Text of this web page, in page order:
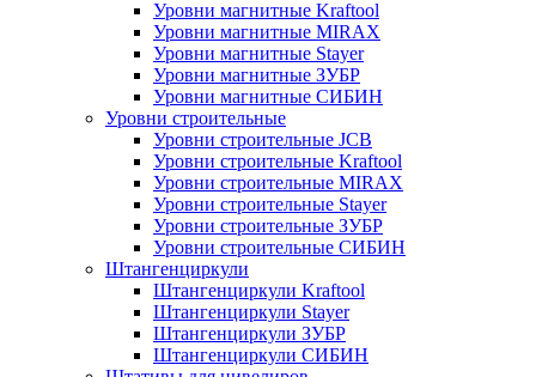
Уровни магнитные Kraftool
Уровни магнитные MIRAX
Уровни магнитные Stayer
Уровни магнитные ЗУБР
Уровни магнитные СИБИН
Уровни строительные
Уровни строительные JCB
Уровни строительные Kraftool
Уровни строительные MIRAX
Уровни строительные Stayer
Уровни строительные ЗУБР
Уровни строительные СИБИН
Штангенциркули
Штангенциркули Kraftool
Штангенциркули Stayer
Штангенциркули ЗУБР
Штангенциркули СИБИН